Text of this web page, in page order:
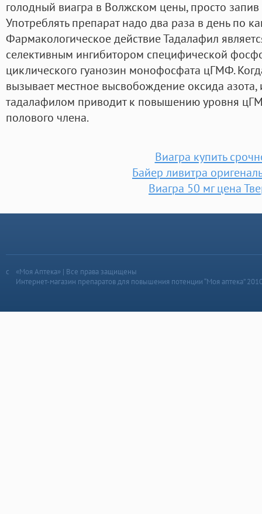
голодный виагра в Волжском цены, просто
Употреблять препарат надо два раза в день по
Фармакологическое действие Тадалафил
селективным ингибитором специфической
циклического гуанозин монофосфата цГМФ.
вызывает местное высвобождение оксида
тадалафилом приводит к повышению уровня
полового члена.
Виагра купить
Байер ливитра
Виагра 50 мг цена
«Моя Аптека» | Все права защищены
Интернет-магазин препаратов для повышения потенции “Моя аптека”